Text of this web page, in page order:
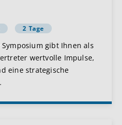
2 Tage
gibt Ihnen als
wertvolle Impulse,
eine strategische